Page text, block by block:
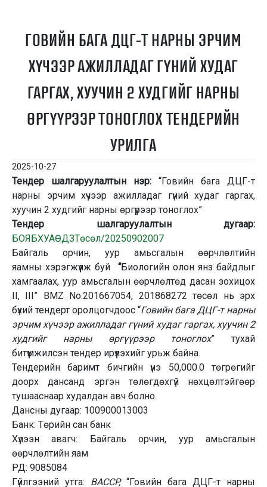
ГОВИЙН БАГА ДЦГ-Т НАРНЫ ЭРЧИМ
ХҮЧЭЭР АЖИЛЛАДАГ ГҮНИЙ ХУДАГ
ГАРГАХ, ХУУЧИН 2 ХУДГИЙГ НАРНЫ
ӨРГҮҮРЭЭР ТОНОГЛОХ ТЕНДЕРИЙН
УРИЛГА
2025-10-27
Тендер шалгаруулалтын нэр: “Говийн бага ДЦГ-т
нарны эрчим хүчээр ажилладаг гүний худаг гаргах,
хуучин 2 худгийг нарны өргүүрээр тоноглох”
Тендер шалгаруулалтын дугаар:
БОЯБХУАӨДЗТөсөл/20250902007
Байгаль орчин, уур амьсгалын өөрчлөлтийн
яамны хэрэгжүүлж буй “Биологийн олон янз байдлыг
хамгаалах, уур амьсгалын өөрчлөлтөд дасан зохицох
II, III” BMZ No.201667054, 201868272 төсөл нь эрх
бүхий тендерт оролцогчдоос “Говийн бага ДЦГ-т нарны
эрчим хүчээр ажилладаг гүний худаг гаргах, хуучин 2
худгийг нарны өргүүрээр тоноглох” тухай
битүүмжилсэн тендер ирүүлэхийг урьж байна.
Тендерийн баримт бичгийн үнэ 50,000.0 төгрөгийг
доорх дансанд эргэн төлөгдөхгүй нөхцөлтэйгөөр
тушааснаар худалдан авч болно.
Дансны дугаар: 100900013003
Банк: Төрийн сан банк
Хүлээн авагч: Байгаль орчин, уур амьсгалын
өөрчлөлтийн яам
РД: 9085084
Гүйлгээний утга: BACCP, “Говийн бага ДЦГ-т нарны